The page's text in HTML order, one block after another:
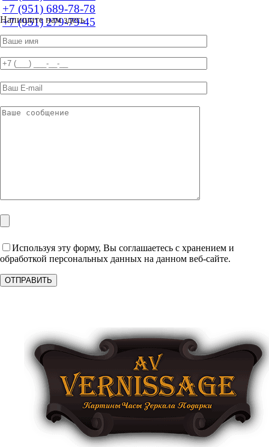
+7 (951) 689-78-78
+7 (951) 279-79-45
Напишите нам здесь
Используя эту форму, Вы соглашаетесь с хранением и
обработкой персональных данных на данном веб-сайте.